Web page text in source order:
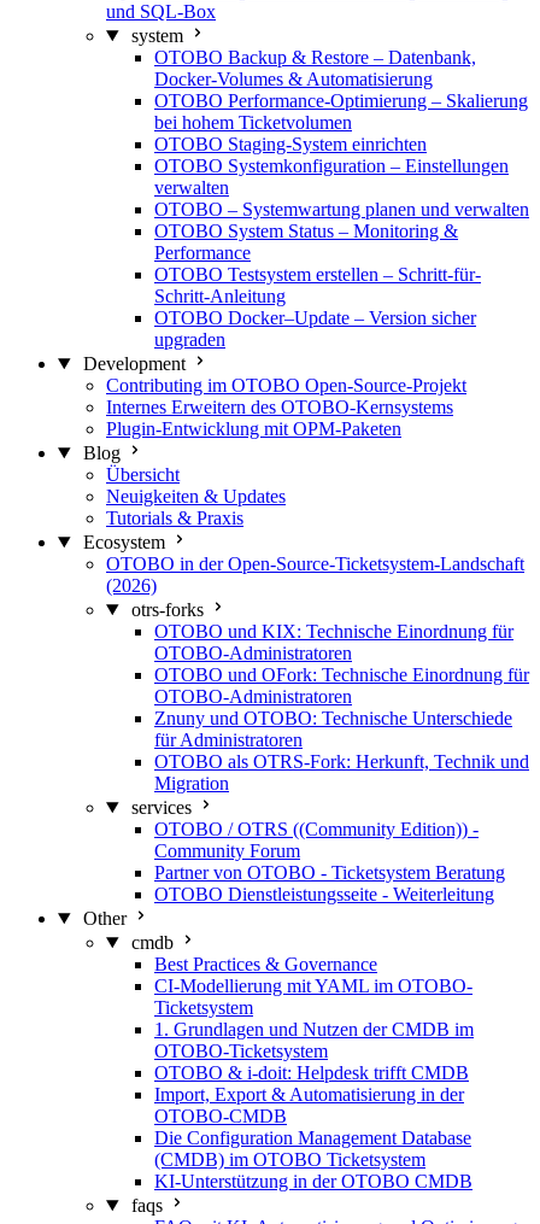
und SQL-Box
system
OTOBO Backup & Restore – Datenbank,
Docker-Volumes & Automatisierung
OTOBO Performance-Optimierung – Skalierung
bei hohem Ticketvolumen
OTOBO Staging-System einrichten
OTOBO Systemkonfiguration – Einstellungen
verwalten
OTOBO – Systemwartung planen und verwalten
OTOBO System Status – Monitoring &
Performance
OTOBO Testsystem erstellen – Schritt-für-
Schritt-Anleitung
OTOBO Docker–Update – Version sicher
upgraden
Development
Contributing im OTOBO Open-Source-Projekt
Internes Erweitern des OTOBO-Kernsystems
Plugin-Entwicklung mit OPM-Paketen
Blog
Übersicht
Neuigkeiten & Updates
Tutorials & Praxis
Ecosystem
OTOBO in der Open-Source-Ticketsystem-Landschaft
(2026)
otrs-forks
OTOBO und KIX: Technische Einordnung für
OTOBO-Administratoren
OTOBO und OFork: Technische Einordnung für
OTOBO-Administratoren
Znuny und OTOBO: Technische Unterschiede
für Administratoren
OTOBO als OTRS-Fork: Herkunft, Technik und
Migration
services
OTOBO / OTRS ((Community Edition)) -
Community Forum
Partner von OTOBO - Ticketsystem Beratung
OTOBO Dienstleistungsseite - Weiterleitung
Other
cmdb
Best Practices & Governance
CI-Modellierung mit YAML im OTOBO-
Ticketsystem
1. Grundlagen und Nutzen der CMDB im
OTOBO-Ticketsystem
OTOBO & i-doit: Helpdesk trifft CMDB
Import, Export & Automatisierung in der
OTOBO-CMDB
Die Configuration Management Database
(CMDB) im OTOBO Ticketsystem
KI-Unterstützung in der OTOBO CMDB
faqs